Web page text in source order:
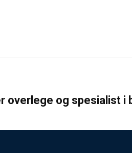
overlege og spesialist i